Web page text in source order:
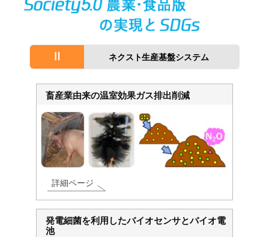
ネクスト生産基盤システム
畜産業由来の温室効果ガス排出削減
詳細ページ
発電細菌を利用したバイオセンサとバイオ電
池